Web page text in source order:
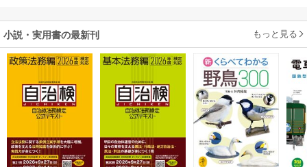
小説・実用書の最新刊 もっと見る